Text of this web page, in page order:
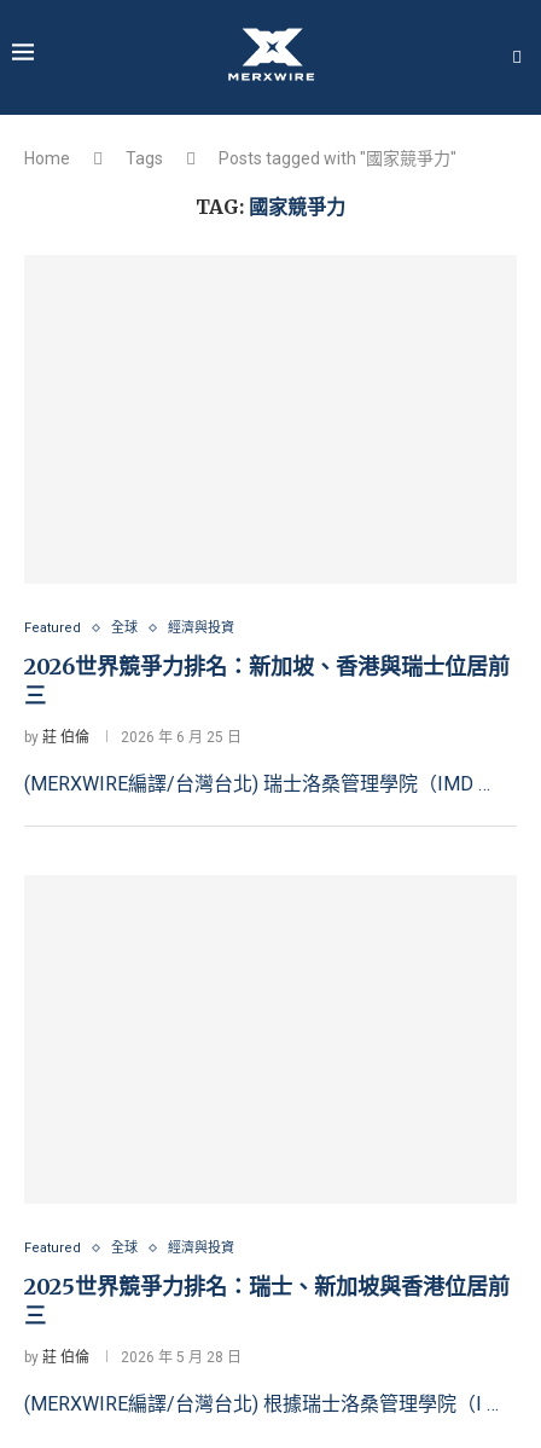
Home Tags Posts tagged with "國家競爭力"
TAG: 國家競爭力
Featured 全球 經濟與投資
2026世界競爭力排名：新加坡、香港與瑞士位居前
三
by 莊 伯倫 2026 年 6 月 25 日
(MERXWIRE編譯/台灣台北) 瑞士洛桑管理學院（IMD …
Featured 全球 經濟與投資
2025世界競爭力排名：瑞士、新加坡與香港位居前
三
by 莊 伯倫 2026 年 5 月 28 日
(MERXWIRE編譯/台灣台北) 根據瑞士洛桑管理學院（I …